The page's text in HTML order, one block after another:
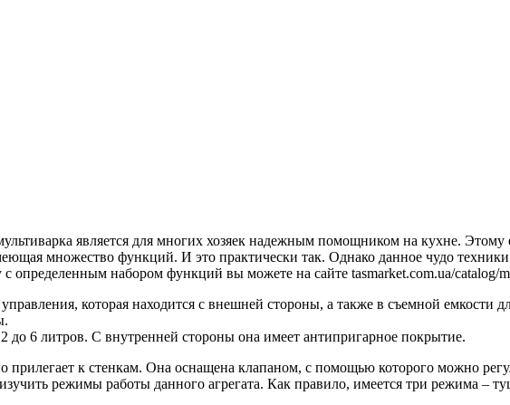
является для многих хозяек надежным помощником на кухне.
множество функций. И это практически так. Однако данное чудо
определенным набором функций вы можете на сайте tasmarket.com.ua/catalog/
которая находится с внешней стороны, а также в съемной емкости
до 6 литров. С внутренней стороны она имеет антипригарное покрытие.
к стенкам. Она оснащена клапаном, с помощью которого можно
режимы работы данного агрегата. Как правило, имеется три режима –